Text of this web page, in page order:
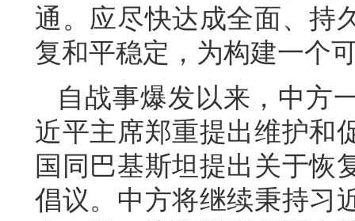
通。应尽快达成全面、持
复和平稳定，为构建一个
自战事爆发以来，中方
近平主席郑重提出维护和
国同巴基斯坦提出关于恢
倡议。中方将继续秉持习